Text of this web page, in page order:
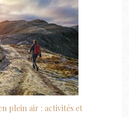
plein air : activités et